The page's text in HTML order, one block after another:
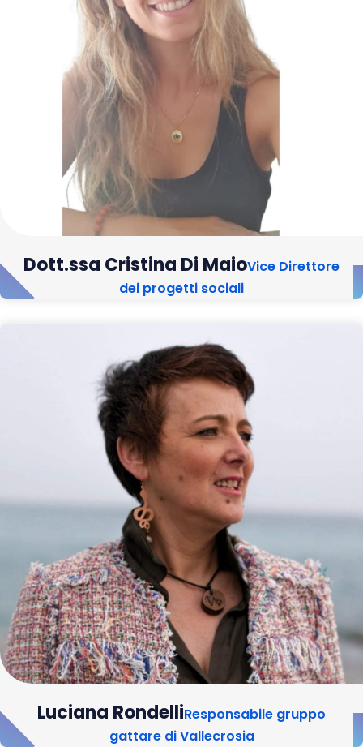
Dott.ssa Cristina Di MaioVice Direttore
dei progetti sociali
Luciana RondelliResponsabile gruppo
gattare di Vallecrosia